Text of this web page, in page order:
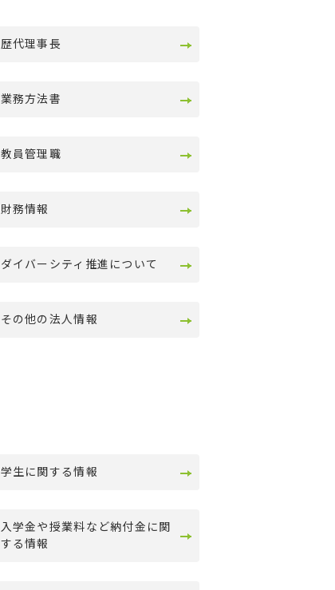
歴代理事長
業務方法書
教員管理職
財務情報
ダイバーシティ推進について
その他の法人情報
学生に関する情報
入学金や授業料など納付金に関
する情報